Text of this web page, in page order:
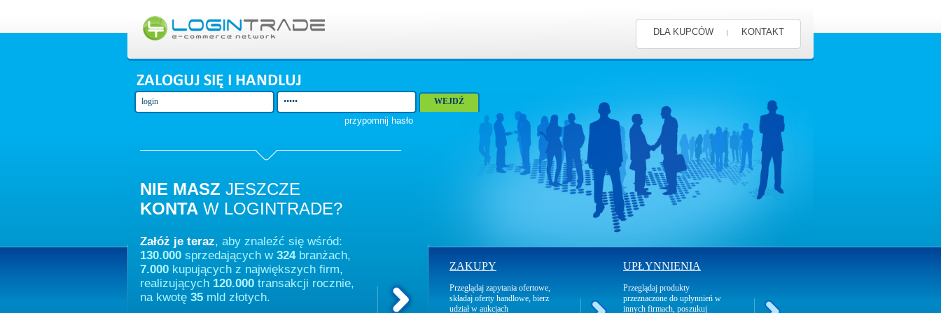
DLA KUPCÓW KONTAKT
przypomnij hasło
NIE MASZ JESZCZE
KONTA W LOGINTRADE?
Załóż je teraz, aby znaleźć się wśród:
130.000 sprzedających w 324branżach,
7.000 kupujących z największych firm,
realizujących 120.000 transakcji rocznie,
na kwotę 35 mld złotych.
ZAKUPY
Przeglądaj zapytania ofertowe,
składaj oferty handlowe, bierz
udział w aukcjach
UPŁYNNIENIA
Przeglądaj produkty
przeznaczone do upłynnień w
innych firmach, poszukuj